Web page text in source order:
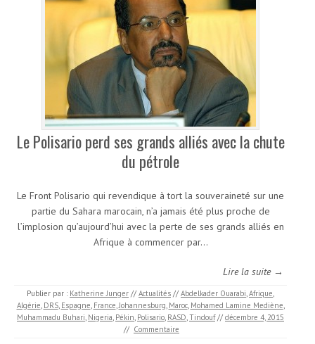
Le Polisario perd ses grands alliés avec la chute
du pétrole
Le Front Polisario qui revendique à tort la souveraineté sur une
partie du Sahara marocain, n’a jamais été plus proche de
l’implosion qu’aujourd’hui avec la perte de ses grands alliés en
Afrique à commencer par…
Lire la suite →
Publier par : Katherine Junger // Actualités // Abdelkader Ouarabi,Afrique,
Algérie, DRS, Espagne, France,Johannesburg, Maroc, Mohamed Lamine Mediène,
Muhammadu Buhari, Nigeria, Pékin, Polisario, RASD,Tindouf // décembre 4, 2015
// Commentaire